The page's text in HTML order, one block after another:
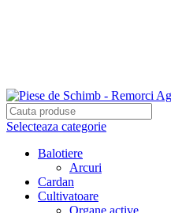
Selecteaza categorie
Balotiere
Arcuri
Cardan
Cultivatoare
Organe active